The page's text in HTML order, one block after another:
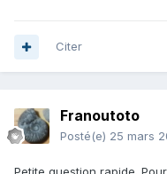
Citer
Franoutoto
Posté(e) 25 mars